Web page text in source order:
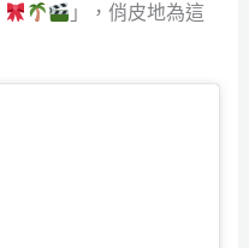
」，俏皮地為這